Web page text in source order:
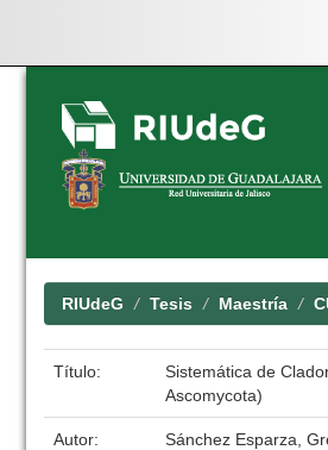
Skip
navigation
RIUdeG Tesis Maestría
Título:
Sistemática de
Ascomycota)
Autor: Sánchez Esparza,